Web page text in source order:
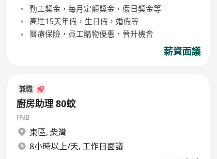
勤工獎金，每月定額獎金，假日獎金等
高達15天年假，生日假，婚假等
醫療保險，員工購物優惠，晉升機會
薪資面議
兼職
廚房助理 80蚊
FNB
東區, 柴灣
8小時以上/天, 工作日面議